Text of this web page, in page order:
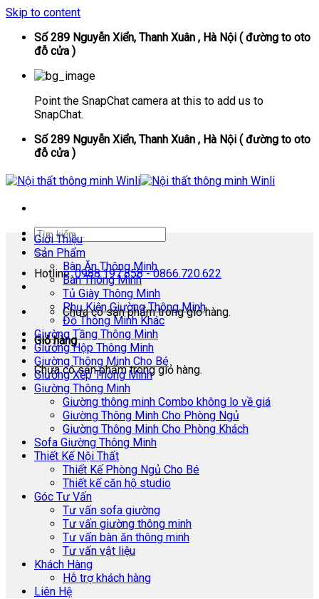
Skip to content
Số 289 Nguyễn Xiển, Thanh Xuân , Hà Nội ( đường to oto
đỗ cửa )
Point the SnapChat camera at this to add us to
SnapChat.
Số 289 Nguyễn Xiển, Thanh Xuân , Hà Nội ( đường to oto
đỗ cửa )
Hotline:0988.197.858 - 0866.720.622
Chưa có sản phẩm trong giỏ hàng.
Giỏ hàng
Chưa có sản phẩm trong giỏ hàng.
Giới Thiệu
Sản Phẩm
Bàn Ăn Thông Minh
Bàn Thông Minh
Tủ Giày Thông Minh
Phụ Kiện Giường Thông Minh
Đồ Thông Minh Khác
Giường Tầng Thông Minh
Giường Hộp Thông Minh
Giường Thông Minh Cho Bé
Giường Xếp Thông Minh
Giường Thông Minh
Giường thông minh Combo không lo về giá
Giường Thông Minh Cho Phòng Ngủ
Giường Thông Minh Cho Phòng Khách
Sofa Giường Thông Minh
Thiết Kế Nội Thất
Thiết Kế Phòng Ngủ Cho Bé
Thiết kế căn hộ studio
Góc Tư Vấn
Tư vấn sofa giường
Tư vấn giường thông minh
Tư vấn bàn ăn thông minh
Tư vấn vật liệu
Khách Hàng
Hỗ trợ khách hàng
Liên Hệ